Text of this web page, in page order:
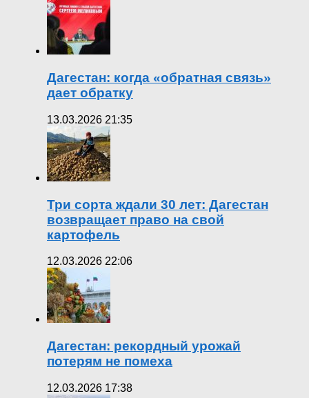
Дагестан: когда «обратная связь»
дает обратку
13.03.2026 21:35
Три сорта ждали 30 лет: Дагестан
возвращает право на свой
картофель
12.03.2026 22:06
Дагестан: рекордный урожай
потерям не помеха
12.03.2026 17:38